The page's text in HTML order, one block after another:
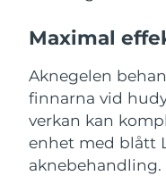
Maximal
Aknegelen
finnarna vid
verkan kan
enhet med blått
aknebehandling.
Sydafrika
Sydkorea
Spanien
Sverige